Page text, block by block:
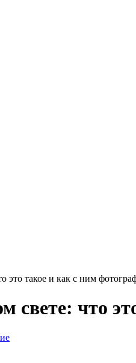
это такое и как с ним
свете: что